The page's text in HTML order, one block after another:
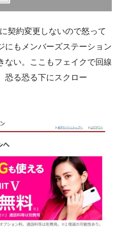
契約変更しないので怒って
にもメンバーズステーション
ない。ここもフェイクで回線
恐る恐る下にスクロー